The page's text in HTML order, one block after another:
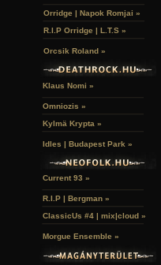
Orridge | Napok Romjai »
R.I.P Orridge | L.T.S »
Orcsik Roland »
Klaus Nomi »
Omniozis »
Kylmä Krypta »
Idles | Budapest Park »
Current 93 »
R.I.P | Bergman »
ClassicUs #4 | mix|cloud »
Morgue Ensemble »